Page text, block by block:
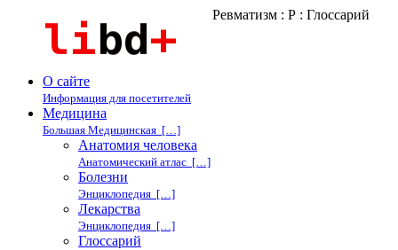
Ревматизм : Р : Глоссарий
О сайте
Информация для посетителей
Медицина
Большая Медицинская […]
Анатомия человека
Анатомический атлас […]
Болезни
Энциклопедия […]
Лекарства
Энциклопедия […]
Глоссарий